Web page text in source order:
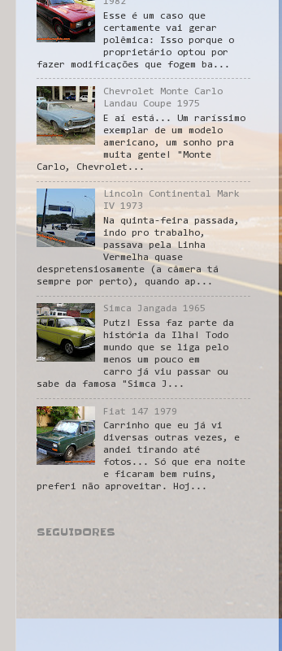
Esse é um caso que
certamente vai gerar
polêmica: Isso porque o
proprietário optou por
fazer modificações que fogem ba...
Chevrolet Monte Carlo
Landau Coupe 1975
E aí está... Um raríssimo
exemplar de um modelo
americano, um sonho pra
muita gente! "Monte
Carlo, Chevrolet...
Lincoln Continental Mark
IV 1973
Na quinta-feira passada,
indo pro trabalho,
passava pela Linha
Vermelha quase
despretensiosamente (a câmera tá
sempre por perto), quando ap...
Simca Jangada 1965
Putz! Essa faz parte da
história da Ilha! Todo
mundo que se liga pelo
menos um pouco em
carro já viu passar ou
sabe da famosa "Simca J...
Fiat 147 1979
Carrinho que eu já vi
diversas outras vezes, e
andei tirando até
fotos... Só que era noite
e ficaram bem ruins,
preferi não aproveitar. Hoj...
SEGUIDORES